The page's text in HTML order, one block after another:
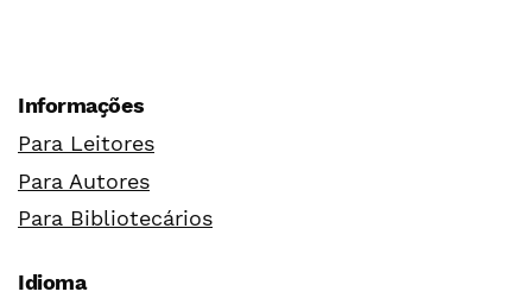
Informações
Para Leitores
Para Autores
Para Bibliotecários
Idioma